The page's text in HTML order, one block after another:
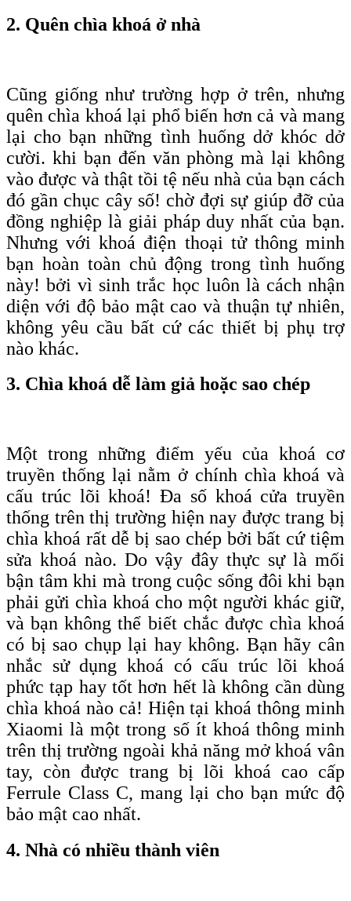
2. Quên chìa khoá ở nhà
Cũng giống như trường hợp ở trên, nhưng
quên chìa khoá lại phổ biến hơn cả và mang
lại cho bạn những tình huống dở khóc dở
cười. khi bạn đến văn phòng mà lại không
vào được và thật tồi tệ nếu nhà của bạn cách
đó gần chục cây số! chờ đợi sự giúp đỡ của
đồng nghiệp là giải pháp duy nhất của bạn.
Nhưng với khoá điện thoại tử thông minh
bạn hoàn toàn chủ động trong tình huống
này! bởi vì sinh trắc học luôn là cách nhận
diện với độ bảo mật cao và thuận tự nhiên,
không yêu cầu bất cứ các thiết bị phụ trợ
nào khác.
3. Chìa khoá dễ làm giả hoặc sao chép
Một trong những điểm yếu của khoá cơ
truyền thống lại nằm ở chính chìa khoá và
cấu trúc lõi khoá! Đa số khoá cửa truyền
thống trên thị trường hiện nay được trang bị
chìa khoá rất dễ bị sao chép bởi bất cứ tiệm
sửa khoá nào. Do vậy đây thực sự là mối
bận tâm khi mà trong cuộc sống đôi khi bạn
phải gửi chìa khoá cho một người khác giữ,
và bạn không thể biết chắc được chìa khoá
có bị sao chụp lại hay không. Bạn hãy cân
nhắc sử dụng khoá có cấu trúc lõi khoá
phức tạp hay tốt hơn hết là không cần dùng
chìa khoá nào cả! Hiện tại khoá thông minh
Xiaomi là một trong số ít khoá thông minh
trên thị trường ngoài khả năng mở khoá vân
tay, còn được trang bị lõi khoá cao cấp
Ferrule Class C, mang lại cho bạn mức độ
bảo mật cao nhất.
4. Nhà có nhiều thành viên